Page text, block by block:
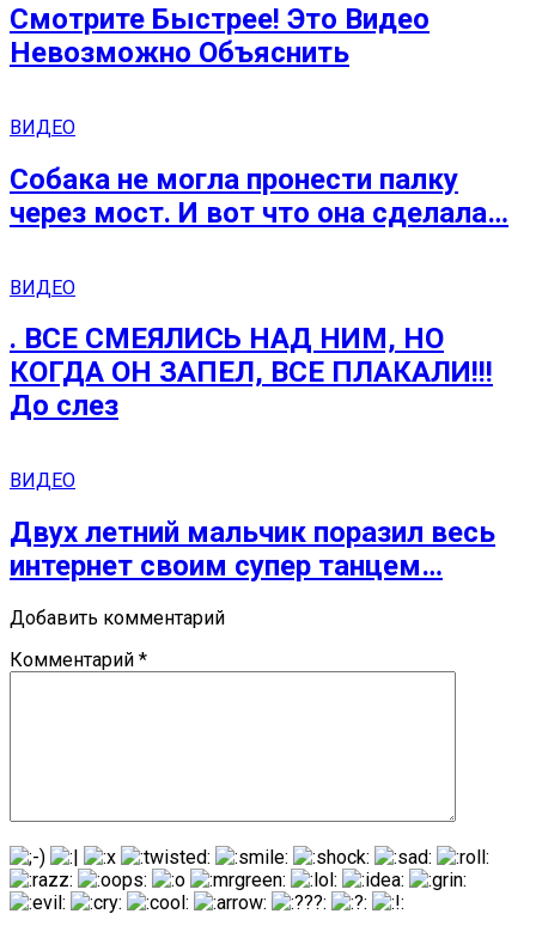
Смотрите Быстрее! Это Видео
Невозможно Объяснить
ВИДЕО
Собака не могла пронести палку
через мост. И вот что она сделала…
ВИДЕО
. ВСЕ СМЕЯЛИСЬ НАД НИМ, НО
КОГДА ОН ЗАПЕЛ, ВСЕ ПЛАКАЛИ!!!
До слез
ВИДЕО
Двух летний мальчик поразил весь
интернет своим супер танцем…
Добавить комментарий
Комментарий *